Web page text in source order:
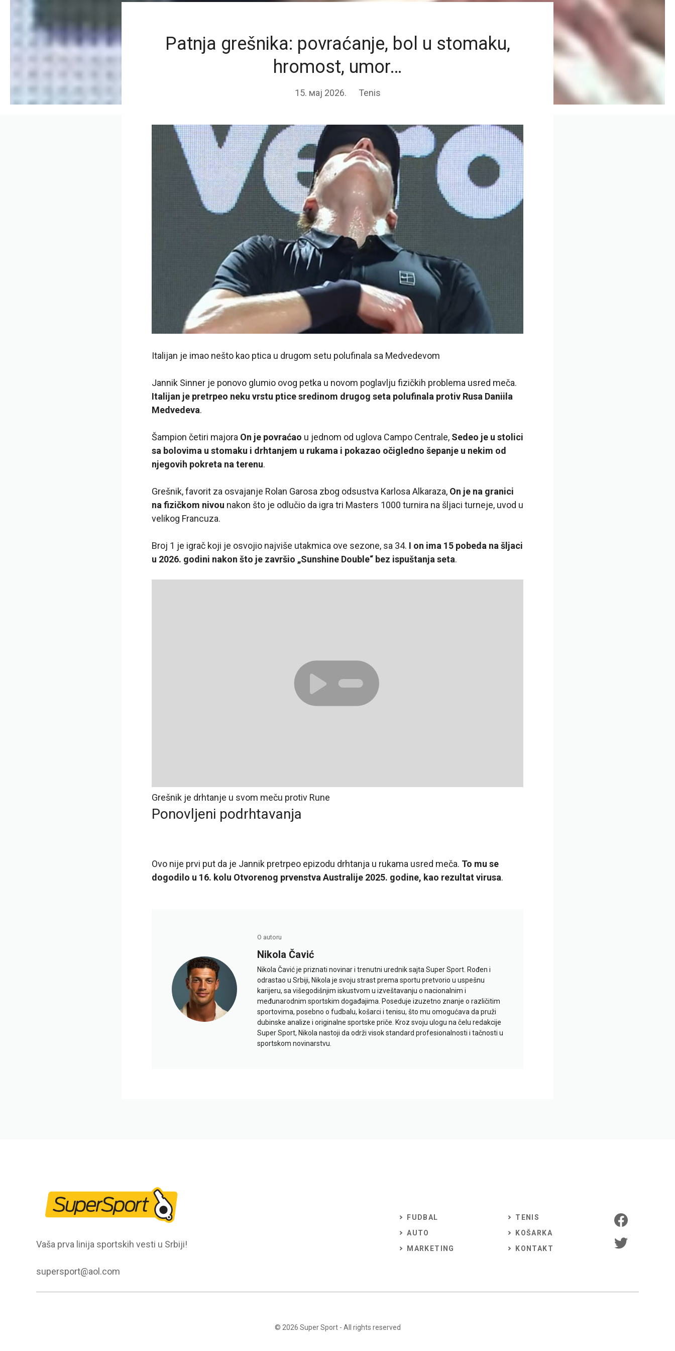
Patnja grešnika: povraćanje, bol u stomaku,
hromost, umor…
15. мај 2026. Tenis
Italijan je imao nešto kao ptica u drugom setu polufinala sa Medvedevom
Jannik Sinner je ponovo glumio ovog petka u novom poglavlju fizičkih problema usred meča.
Italijan je pretrpeo neku vrstu ptice sredinom drugog seta polufinala protiv Rusa Daniila
Medvedeva.
Šampion četiri majora On je povraćao u jednom od uglova Campo Centrale, Sedeo je u stolici
sa bolovima u stomaku i drhtanjem u rukama i pokazao očigledno šepanje u nekim od
njegovih pokreta na terenu.
Grešnik, favorit za osvajanje Rolan Garosa zbog odsustva Karlosa Alkaraza, On je na granici
na fizičkom nivou nakon što je odlučio da igra tri Masters 1000 turnira na šljaci turneje, uvod u
velikog Francuza.
Broj 1 je igrač koji je osvojio najviše utakmica ove sezone, sa 34. I on ima 15 pobeda na šljaci
u 2026. godini nakon što je završio „Sunshine Double“ bez ispuštanja seta.
Grešnik je drhtanje u svom meču protiv Rune
Ponovljeni podrhtavanja
Ovo nije prvi put da je Jannik pretrpeo epizodu drhtanja u rukama usred meča. To mu se
dogodilo u 16. kolu Otvorenog prvenstva Australije 2025. godine, kao rezultat virusa.
O autoru
Nikola Čavić
Nikola Čavić je priznati novinar i trenutni urednik sajta Super Sport. Rođen i
odrastao u Srbiji, Nikola je svoju strast prema sportu pretvorio u uspešnu
karijeru, sa višegodišnjim iskustvom u izveštavanju o nacionalnim i
međunarodnim sportskim događajima. Poseduje izuzetno znanje o različitim
sportovima, posebno o fudbalu, košarci i tenisu, što mu omogućava da pruži
dubinske analize i originalne sportske priče. Kroz svoju ulogu na čelu redakcije
Super Sport, Nikola nastoji da održi visok standard profesionalnosti i tačnosti u
sportskom novinarstvu.
Vaša prva linija sportskih vesti u Srbiji!
supersport@aol.com
FUDBAL
AUTO
MARKETING
TENIS
KOŠARKA
KONTAKT
© 2026 Super Sport- All rights reserved